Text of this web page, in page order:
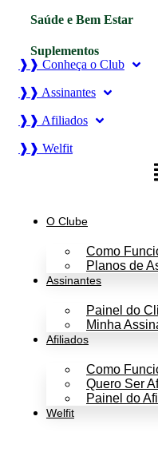
Saúde e Bem Estar
Suplementos
❱❱ Conheça o Club
❱❱ Assinantes
❱❱ Afiliados
❱❱ Welfit
O Clube
Como
Planos de
Assinantes
Painel do
Minha
Afiliados
Como
Quero Ser
Painel do
Welfit